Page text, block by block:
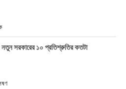
নতুন সরকারের ১০ প্রতিশ্রুতির কতটা